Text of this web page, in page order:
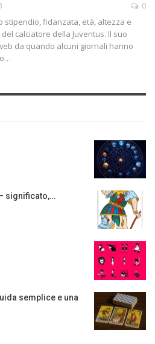
0
stipendio, fidanzata, età, altezza e
calciatore della Juventus. Il suo
da quando alcuni giornali hanno
significato,…
semplice e una